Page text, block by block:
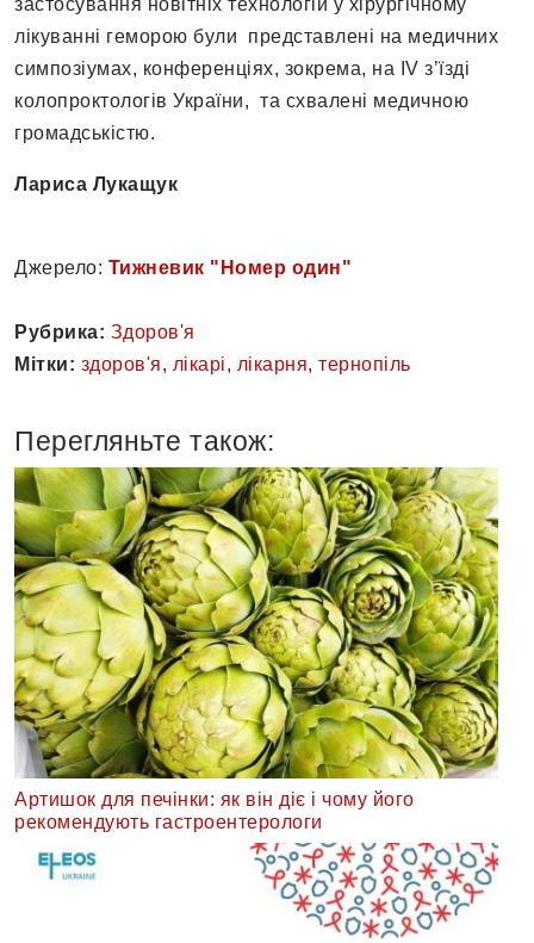
застосування новітніх технологій у хірургічному
лікуванні геморою були представлені на медичних
симпозіумах, конференціях, зокрема, на IV з’їзді
колопроктологів України, та схвалені медичною
громадськістю.
Лариса Лукащук
Джерело: Тижневик "Номер один"
Рубрика: Здоров'я
Мітки: здоров'я, лікарі, лікарня, тернопіль
Перегляньте також:
Артишок для печінки: як він діє і чому його
рекомендують гастроентерологи